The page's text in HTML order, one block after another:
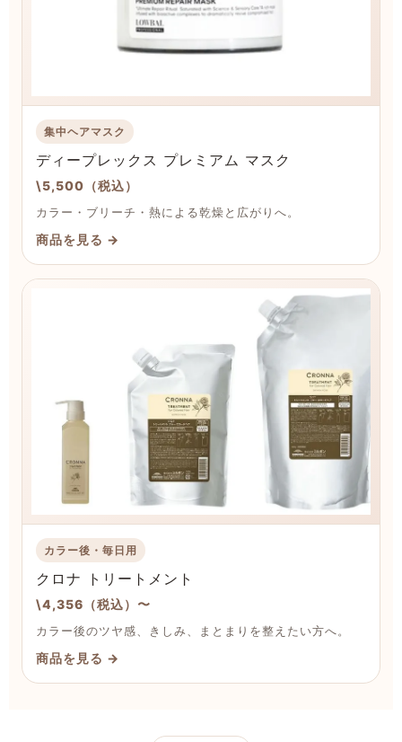
集中ヘアマスク
ディープレックス プレミアム マスク
\5,500（税込）
カラー・ブリーチ・熱による乾燥と広がりへ。
商品を見る →
カラー後・毎日用
クロナ トリートメント
\4,356（税込）〜
カラー後のツヤ感、きしみ、まとまりを整えたい方へ。
商品を見る →